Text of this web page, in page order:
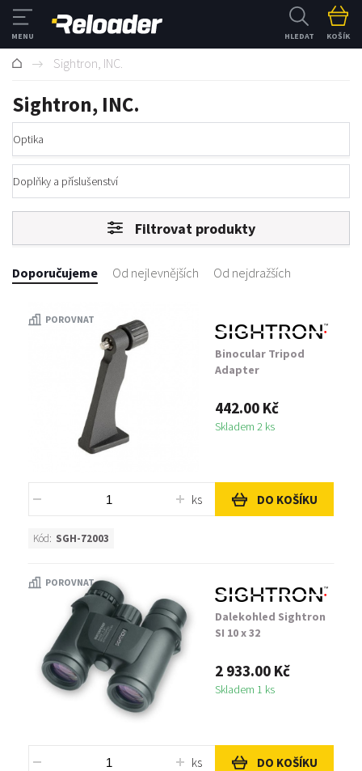
HLEDAT KOŠÍK
Sightron, INC.
Sightron, INC.
Optika
Doplňky a příslušenství
Filtrovat produkty
Doporučujeme Od nejlevnějších Od nejdražších
POROVNAT
Binocular Tripod
Adapter
442.00 Kč
Skladem 2 ks
ks DO KOŠÍKU
Kód: SGH-72003
POROVNAT
Dalekohled Sightron
SI 10 x 32
2 933.00 Kč
Skladem 1 ks
ks DO KOŠÍKU